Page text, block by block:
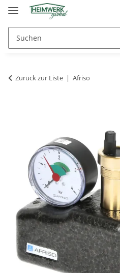
Zurück zur Liste Afriso